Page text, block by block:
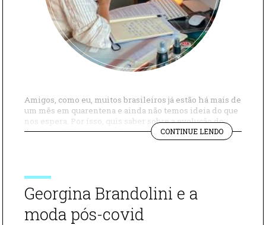
Amigos, como eu, muitos brasileiros já estão há mais de
um mês em quarentena e ainda não temos ideia do que
nos espera. Por isso, quis saber sobre a evolução do
Covid na Itália, como andam os casos e os tratamentos
que têm funcionado. Então, tenho dois convidados
CONTINUE LENDO
EXCLUSIVA
Georgina Brandolini e a
moda pós-covid